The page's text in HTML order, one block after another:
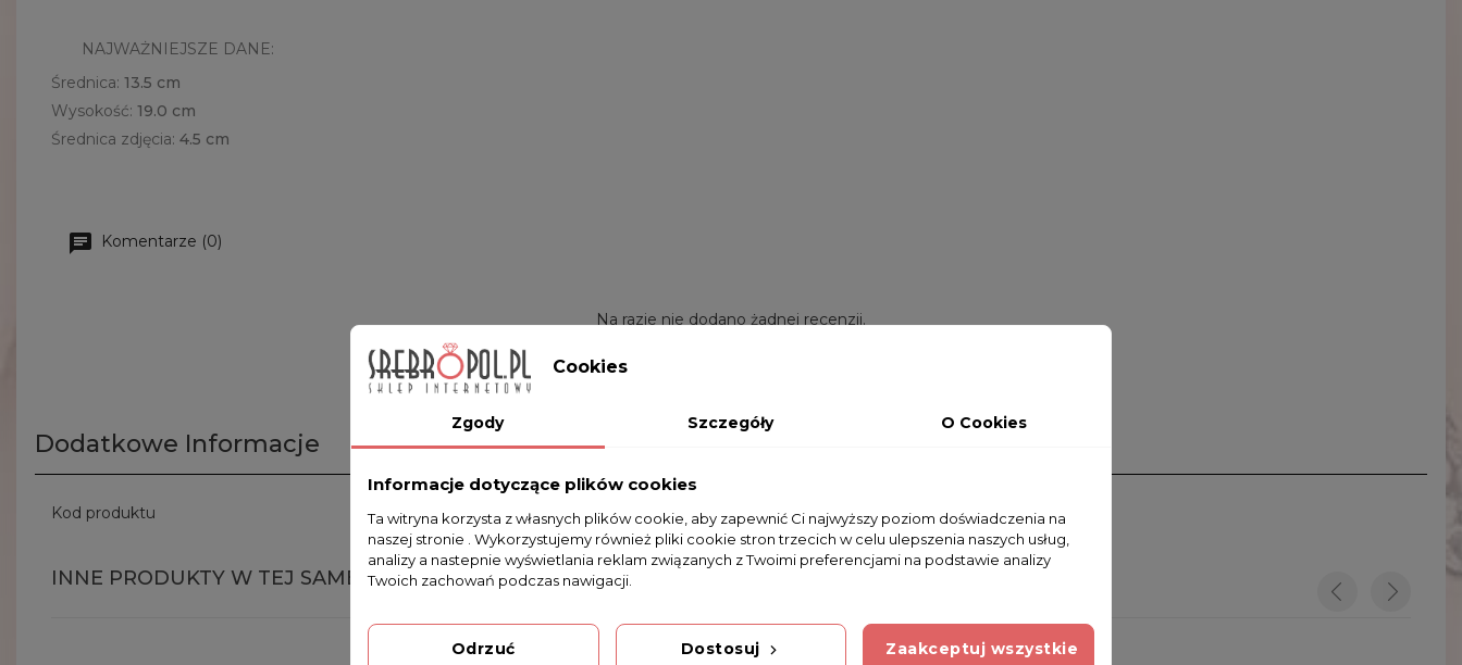
NAJWAŻNIEJSZE DANE:
Średnica: 13.5 cm
Wysokość: 19.0 cm
Średnica zdjęcia: 4.5 cm
Komentarze (0)
Na razie nie dodano żadnej recenzji.
Dodatkowe Informacje
Kod produktu 473-3181
INNE PRODUKTY W TEJ SAMEJ KATEGORII
Cookies
Zgody Szczegóły O Cookies
Informacje dotyczące plików cookies
Ta witryna korzysta z własnych plików cookie, aby zapewnić Ci najwyższy poziom doświadczenia na
naszej stronie . Wykorzystujemy również pliki cookie stron trzecich w celu ulepszenia naszych usług,
analizy a nastepnie wyświetlania reklam związanych z Twoimi preferencjami na podstawie analizy
Twoich zachowań podczas nawigacji.
Odrzuć Dostosuj Zaakceptuj wszystkie